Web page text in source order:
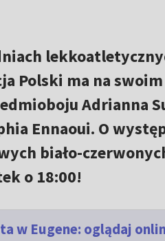
Polski ma na
Adrianna
Ennaoui. O
biało-
o 18:00!
w Eugene: oglądaj